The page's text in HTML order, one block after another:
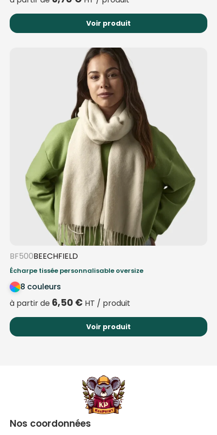
Voir produit
BF500BEECHFIELD
Écharpe tissée personnalisable oversize
8 couleurs
à partir de 6,50 € HT / produit
Voir produit
Nos coordonnées